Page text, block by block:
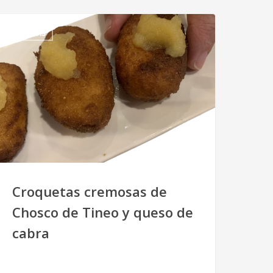
RECETAS
Croquetas cremosas de
Chosco de Tineo y queso de
cabra